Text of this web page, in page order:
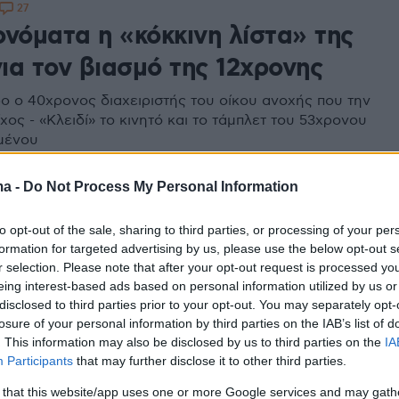
- Do Not Process My Personal Information
opt-out of the sale, sharing to third parties, or processing of your
for targeted advertising by us, please use the below opt-out
selection. Please note that after your opt-out request is processed
interest-based ads based on personal information utilized by us
to third parties prior to your opt-out. You may separately
of your personal information by third parties on the IAB’s list of
This information may also be disclosed by us to third parties on the
Participants that may further disclose it to other third parties.
that this website/app uses one or more Google services and may
η «κόκκινη λίστα» της
τον βιασμό της 12χρονης
ο 40χρονος διαχειριστής του οίκου ανοχής που την
- «Κλειδί» το κινητό και το τάμπλετ του 53χρονου
27
έχει εντοπίσει 12 βιαστές
βιαστές και συνεργούς - Οι δράστες είναι
υπεράνω υποψίας - Με «πακιστανικά κινητά» οι
Μίχου - Ποιος ήταν ο ρόλος του «Μιχάλη»
11